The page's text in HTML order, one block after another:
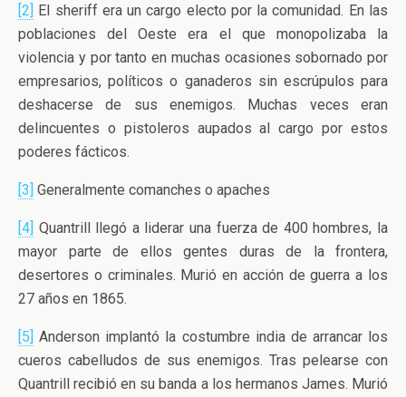
[2] El sheriff era un cargo electo por la comunidad. En las
poblaciones del Oeste era el que monopolizaba la
violencia y por tanto en muchas ocasiones sobornado por
empresarios, políticos o ganaderos sin escrúpulos para
deshacerse de sus enemigos. Muchas veces eran
delincuentes o pistoleros aupados al cargo por estos
poderes fácticos.
[3] Generalmente comanches o apaches
[4] Quantrill llegó a liderar una fuerza de 400 hombres, la
mayor parte de ellos gentes duras de la frontera,
desertores o criminales. Murió en acción de guerra a los
27 años en 1865.
[5] Anderson implantó la costumbre india de arrancar los
cueros cabelludos de sus enemigos. Tras pelearse con
Quantrill recibió en su banda a los hermanos James. Murió